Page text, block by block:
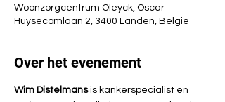
Woonzorgcentrum Oleyck, Oscar
Huysecomlaan 2, 3400 Landen, België
Over het evenement
Wim Distelmans is kankerspecialist en